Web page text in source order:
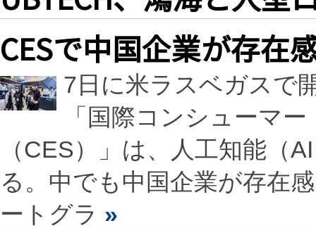
CESで中国企業が存在
7日に米ラスベガスで
「国際コンシューマ
（CES）」は、人工知能（
る。中でも中国企業が存在
ートグラ »